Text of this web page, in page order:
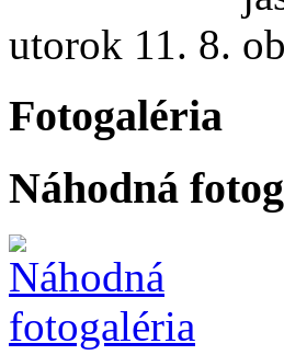
utorok 11. 8.
Fotogaléria
Náhodná